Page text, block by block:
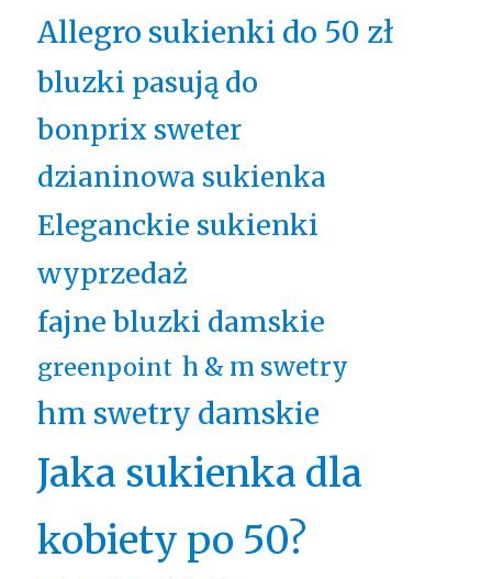
Allegro sukienki do 50 zł
bluzki pasują do
bonprix sweter
dzianinowa sukienka
Eleganckie sukienki
wyprzedaż
fajne bluzki damskie
greenpoint h & m swetry
hm swetry damskie
Jaka sukienka dla
kobiety po 50?